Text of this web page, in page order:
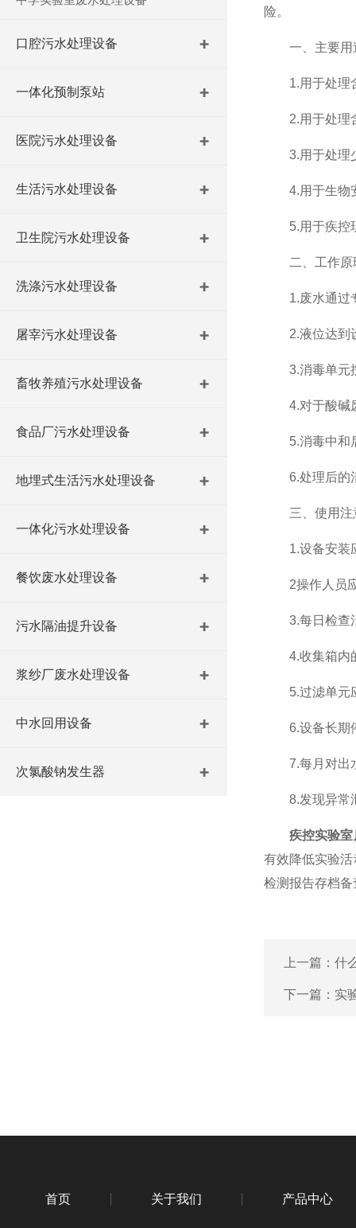
口腔污水处理设备
一体化预制泵站
医院污水处理设备
生活污水处理设备
卫生院污水处理设备
洗涤污水处理设备
屠宰污水处理设备
畜牧养殖污水处理设备
食品厂污水处理设备
地埋式生活污水处理设备
一体化污水处理设备
餐饮废水处理设备
污水隔油提升设备
浆纱厂废水处理设备
中水回用设备
次氯酸钠发生器
险。
一、主要用
1.用于处理含
2.用于处理含
3.用于处理少
4.用于生物安
5.用于疾控现
二、工作原
1.废水通过专
2.液位达到设
3.消毒单元按
4.对于酸碱废
5.消毒中和后
6.处理后的清
三、使用注
1.设备安装应
2操作人员应
3.每日检查消
4.收集箱内的
5.过滤单元应
6.设备长期停
7.每月对出水
8.发现异常泄
疾控实验
有效降低实验
检测报告存档
上一篇： 什
下一篇： 实
首页 关于我们 产品中心